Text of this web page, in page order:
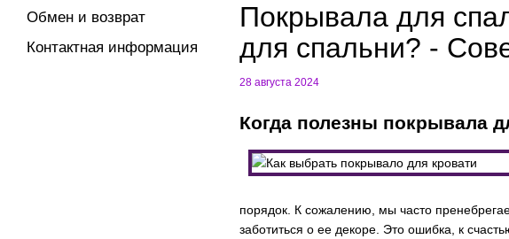
Покрывала для
для спальни? -
28 августа 2024
Когда полезны покрывала
порядок. К сожалению, мы часто
заботиться о ее декоре. Это ошибка, к
Обмен и возврат
Контактная информация